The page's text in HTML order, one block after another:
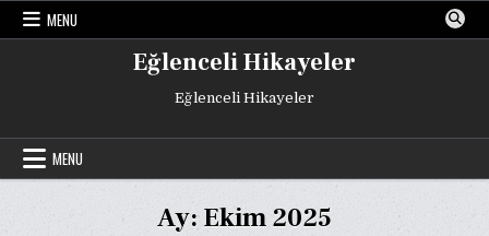
Skip
MENU
Eğlenceli Hikayeler
Eğlenceli Hikayeler
MENU
Ay: Ekim 2025